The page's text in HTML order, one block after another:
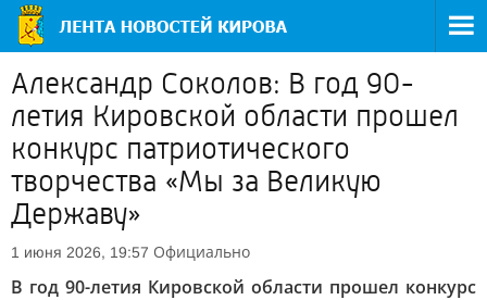
Александр Соколов: В год 90-
летия Кировской области прошел
конкурс патриотического
творчества «Мы за Великую
Державу»
1 июня 2026, 19:57 Официально
В год 90-летия Кировской области прошел конкурс